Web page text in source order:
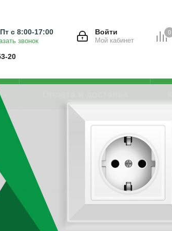
20
0
Войти
Мой кабинет
с 8:00-17:00
звонок
цене По наличию